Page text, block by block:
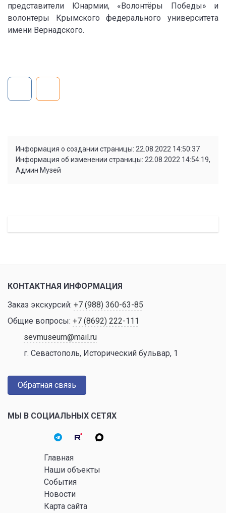
представители Юнармии, «Волонтёры Победы» и
волонтеры Крымского федерального университета
имени Вернадского.
Информация о создании страницы: 22.08.2022 14:50:37
Информация об изменении страницы: 22.08.2022 14:54:19,
Админ Музей
КОНТАКТНАЯ ИНФОРМАЦИЯ
Заказ экскурсий: +7 (988) 360-63-85
Общие вопросы: +7 (8692) 222-111
sevmuseum@mail.ru
г. Севастополь, Исторический бульвар, 1
Обратная связь
МЫ В СОЦИАЛЬНЫХ СЕТЯХ
Главная
Наши объекты
События
Новости
Карта сайта